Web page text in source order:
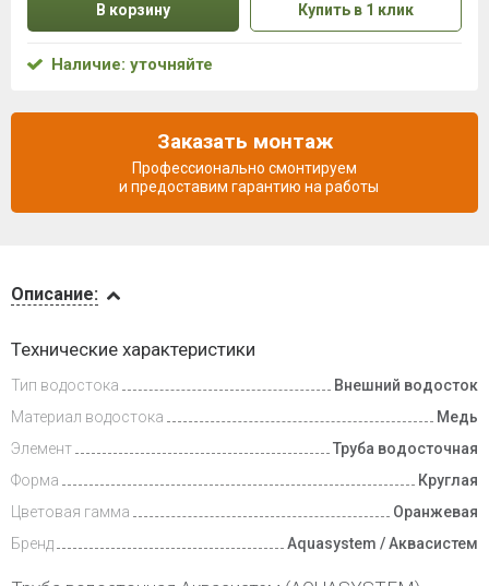
и оплата
Описание:
Технические характеристики
Тип водостока
Внешний водосток
Материал водостока
Медь
Элемент
Труба водосточная
Форма
Круглая
Цветовая гамма
Оранжевая
Бренд
Aquasystem / Аквасистем
В корзину Купить в 1 клик
Наличие: уточняйте
Заказать монтаж
Профессионально смонтируем
и предоставим гарантию на работы